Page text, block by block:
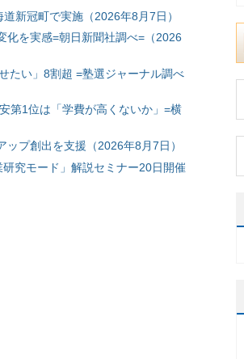
新冠町で実施（2026年8月7日）
化を実感=朝日新聞社調べ=（2026
たい」8割超 =塾選ジャーナル調べ
第1位は「学費が高くないか」=横
プ創出を支援（2026年8月7日）
究モード」解説セミナー20日開催